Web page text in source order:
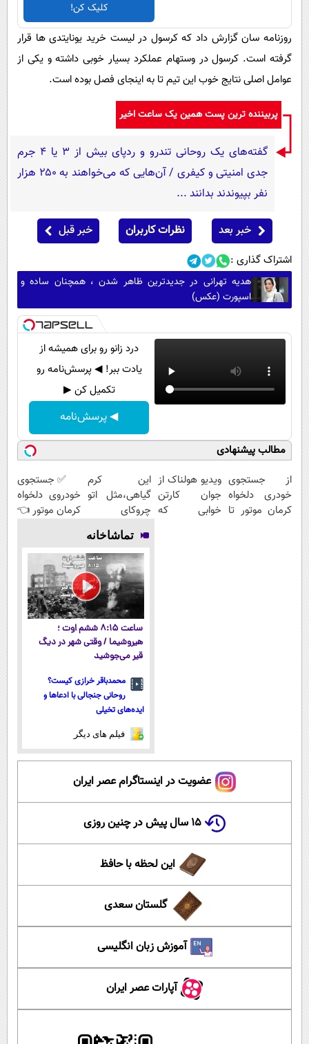
حیات وحش
سیاست خارجی
کلیک کن!
روزنامه سان گزارش داد که کرسول در لیست خرید یونایتدی ها قرار
گرفته است. کرسول در وستهام عملکرد بسیار خوبی داشته و یکی از
عوامل اصلی نتایج خوب این تیم تا به اینجای فصل بوده است.
پربیننده ترین پست همین یک ساعت اخیر
گفته‌های یک روحانی تندرو و ردپای بیش از ۳ یا ۴ جرم
جدی امنیتی و کیفری / آن‌هایی که می‌خواهند به ۲۵۰ هزار
نفر بپیوندند بدانند ...
خبر بعد نظرات کاربران خبر قبل
اشتراک گذاری :
هدیه تهرانی در جدیدترین ظاهر شدن ، همچنان ساده و
اسپورت (عکس)
درد زانو رو برای همیشه از
یادت ببر! ◀ پرسش‌نامه رو
تکمیل کن ▶
◀ پرسش‌نامه
مطالب پیشنهادی
از جستجوی
خودری دلخواه
کرمان موتور تا
ویدیو هولناک از
جوان کارتن
خوابی که
این کرم
گیاهی،مثل اتو
چروکای
پوستتوصاف
میکنه!50%تخفیف
✅ جستجوی
خودروی دلخواه
کرمان موتور 👈
مستقیم
تماشاخانه
ساعت ۸:۱۵ ششم اوت ؛
هیروشیما / وقتی شهر در دیگ
قیر می‌جوشید
محمدباقر خرازی کیست؟
روحانی جنجالی با ادعاها و
ایده‌های تخیلی
فیلم های دیگر
عضویت در اینستاگرام عصر ایران
۱۵ سال پیش در چنین روزی
این لحظه با حافظ
گلستان سعدی
آموزش زبان انگلیسی
آپارات عصر ایران